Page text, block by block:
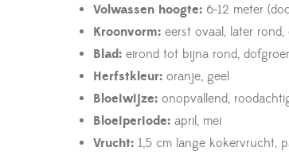
Volwassen hoogte: 6-12 meter
Kroonvorm: eerst ovaal, later
Blad: eirond tot bijna rond,
Herfstkleur: oranje, geel
Bloeiwijze: onopvallend,
Bloeiperiode: april, mei
Vrucht: 1,5 cm lange kokervrucht,